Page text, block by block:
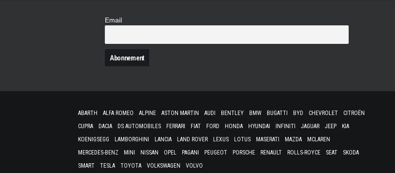
Email
ABARTH ALFA ROMEO ALPINE ASTON MARTIN AUDI BENTLEY BMW BUGATTI BYD CHEVROLET
CITROËN
CUPRA
DACIA DS AUTOMOBILES FERRARI FIAT FORD HONDA HYUNDAI INFINITI JAGUAR JEEP
KIA
KOENIGSEGG
LAMBORGHINI LANCIA LAND ROVER LEXUS LOTUS MASERATI MAZDA
MCLAREN
MERCEDES-BENZ
MINI NISSAN OPEL PAGANI PEUGEOT PORSCHE RENAULT ROLLS-ROYCE SEAT
SKODA
SMART
TESLA TOYOTA VOLKSWAGEN VOLVO